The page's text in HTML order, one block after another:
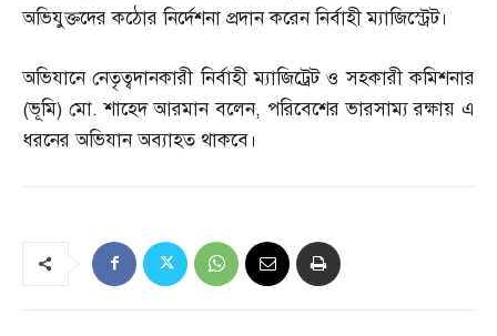
অভিযুক্তদের কঠোর নির্দেশনা প্রদান করেন নির্বাহী ম্যাজিস্ট্রেট।
অভিযানে নেতৃত্বদানকারী নির্বাহী ম্যাজিট্রেট ও সহকারী কমিশনার
(ভূমি) মো.শাহেদ আরমান বলেন, পরিবেশের ভারসাম্য রক্ষায় এ
ধরনের অভিযান অব্যাহত থাকবে।